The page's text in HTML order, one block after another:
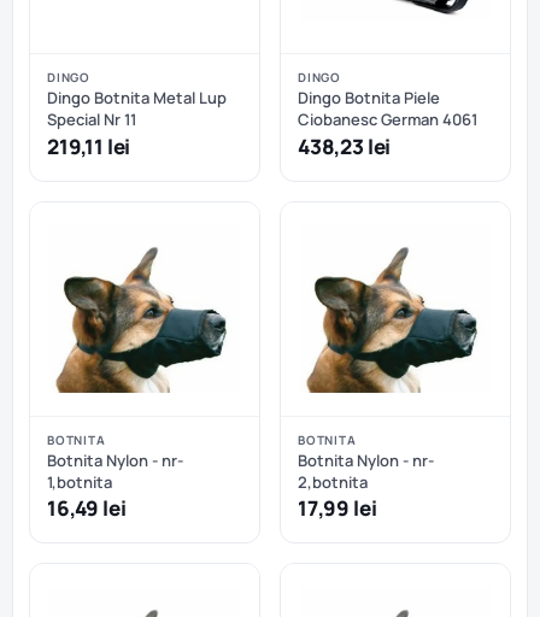
DINGO
Dingo Botnita Metal Lup
Special Nr 11
219,11 lei
DINGO
Dingo Botnita Piele
Ciobanesc German 4061
438,23 lei
BOTNITA
Botnita Nylon - nr-
1,botnita
16,49 lei
BOTNITA
Botnita Nylon - nr-
2,botnita
17,99 lei